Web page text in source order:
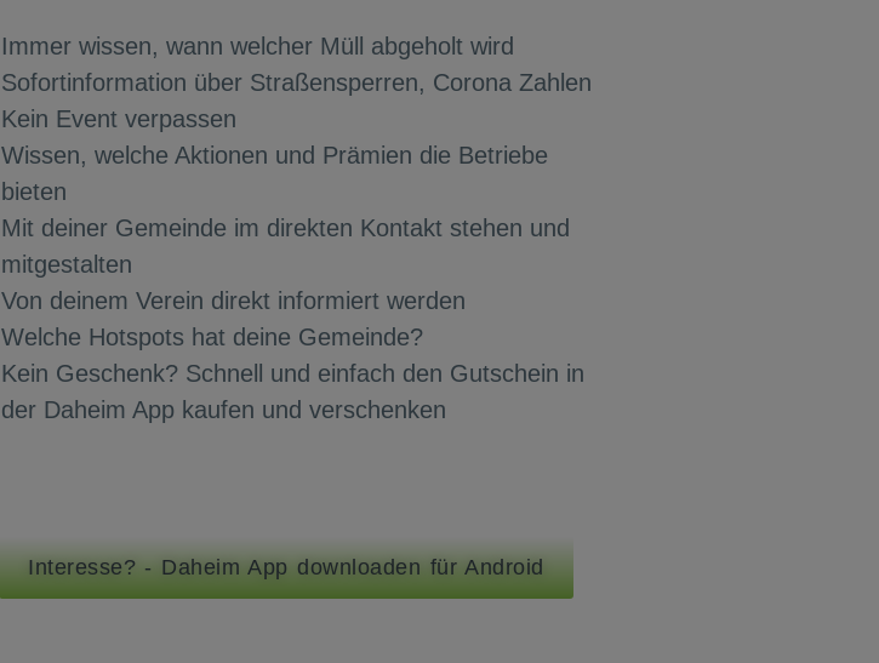
Immer wissen, wann welcher Müll abgeholt wird
Sofortinformation über Straßensperren, Corona Zahlen
Kein Event verpassen
Wissen, welche Aktionen und Prämien die Betriebe
bieten
Mit deiner Gemeinde im direkten Kontakt stehen und
mitgestalten
Von deinem Verein direkt informiert werden
Welche Hotspots hat deine Gemeinde?
Kein Geschenk? Schnell und einfach den Gutschein in
der Daheim App kaufen und verschenken
Interesse? - Daheim App downloaden für Android